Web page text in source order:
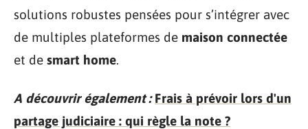
solutions robustes pensées pour s’intégrer avec
de multiples plateformes de maison connectée
et de smart home.
A découvrir également : Frais à prévoir lors d'un
partage judiciaire : qui règle la note ?